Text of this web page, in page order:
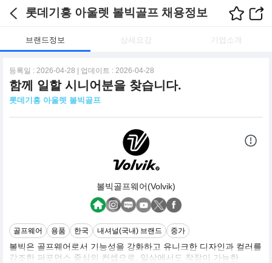
롯데기흥 아울렛 볼빅골프 채용정보
브랜드정보 상세요강 기업소개
등록일 : 2026-04-28 | 업데이트 : 2026-04-28
함께 일할 시니어분을 찾습니다.
롯데기흥 아울렛 볼빅골프
볼빅골프웨어(Volvik)
골프웨어 용품 한국 내셔널(국내) 브랜드 중가
볼빅은 골프웨어로서 기능성을 강화하고 유니크한 디자인과 컬러를
강조한 퍼포먼스 중심의 컨셉으로, 일상에서도 착장이 가능한